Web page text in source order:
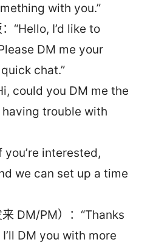
with you.”
“Hello, I’d like to
DM me your
chat.”
could you DM me the
having trouble with
you’re interested,
we can set up a time
DM/PM）：“Thanks
DM you with more